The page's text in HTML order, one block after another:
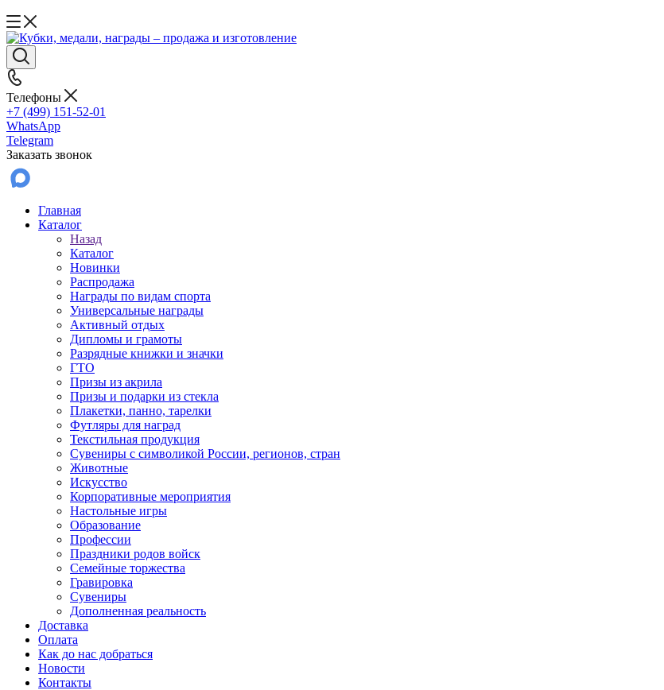
Телефоны
+7 (499) 151-52-01
WhatsApp
Telegram
Заказать звонок
Главная
Каталог
Назад
Каталог
Новинки
Распродажа
Награды по видам спорта
Универсальные награды
Активный отдых
Дипломы и грамоты
Разрядные книжки и значки
ГТО
Призы из акрила
Призы и подарки из стекла
Плакетки, панно, тарелки
Футляры для наград
Текстильная продукция
Сувениры с символикой России, регионов, стран
Животные
Искусство
Корпоративные мероприятия
Настольные игры
Образование
Профессии
Праздники родов войск
Семейные торжества
Гравировка
Сувениры
Дополненная реальность
Доставка
Оплата
Как до нас добраться
Новости
Контакты